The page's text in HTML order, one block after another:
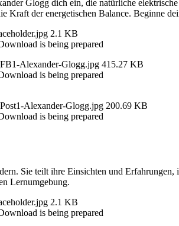
Glogg dich ein, die natürliche
der energetischen Balance. Beginne
2.1 KB
is being prepared
Alexander-Glogg.jpg415.27 KB
is being prepared
Alexander-Glogg.jpg 200.69 KB
is being prepared
Sie teilt ihre Einsichten und
Lernumgebung.
2.1 KB
is being prepared